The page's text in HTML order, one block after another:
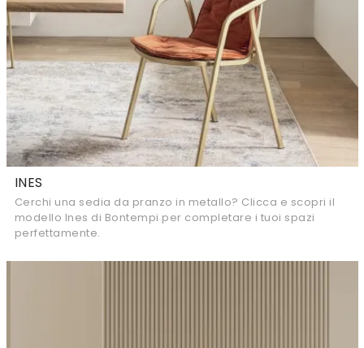
INES
Cerchi una sedia da pranzo in metallo? Clicca e scopri il
modello Ines di Bontempi per completare i tuoi spazi
perfettamente.